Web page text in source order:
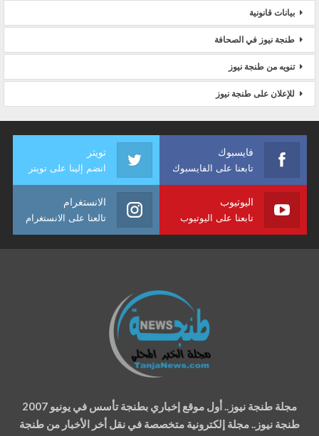
بيانات قانونية
طنجة نيوز في الصحافة
تنويه من طنجة نيوز
للإعلان على طنجة نيوز
فايسبوك
تابعنا على الفايسبوك
تويتر
انضم إلينا على تويتر
اليوتيوب
تابعنا على اليوتيوب
الانستغرام
تالعنا على الانستغرام
مجلة طنجة نيوز.. أول موقع إخباري بطنجة تأسس في يونيو 2007
طنجة نيوز.. مجلة إلكترونية متخصصة في نقل أخر الأخبار من طنجة